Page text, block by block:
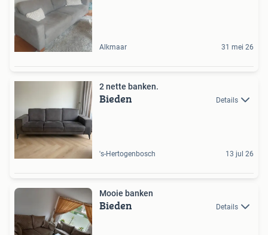
Alkmaar 31 mei 26
2 nette banken.
Bieden Details
's-Hertogenbosch 13 jul 26
Mooie banken
Bieden Details